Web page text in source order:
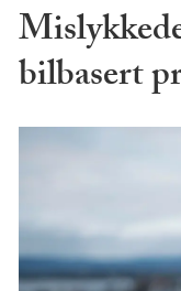
bilbasert